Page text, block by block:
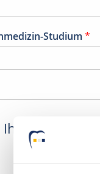
Studium *
Daten